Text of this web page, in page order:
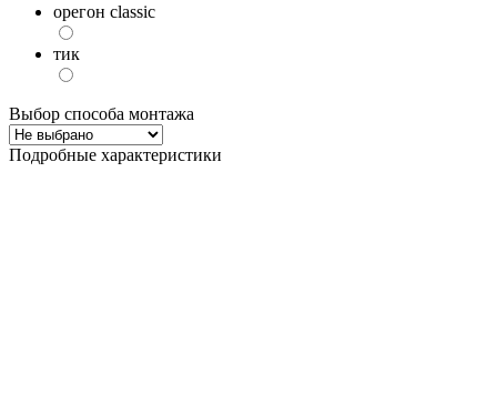
орегон classic
тик
Выбор способа монтажа
Подробные характеристики